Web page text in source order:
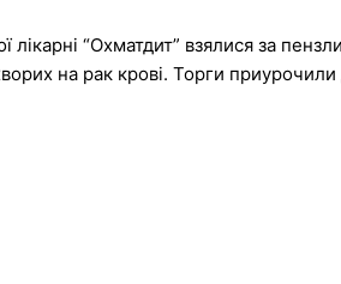
лікарні “Охматдит” взялися за
на рак крові. Торги